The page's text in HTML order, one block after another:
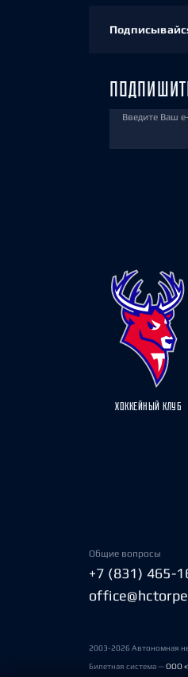
Введите Ваш
ХОККЕЙНЫЙ КЛУБ
Общие вопросы
+7 (831) 465-
2003-2026 Автономная
Билетная система —ООО